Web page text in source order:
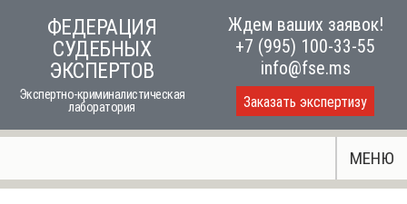
ФЕДЕРАЦИЯ
СУДЕБНЫХ
ЭКСПЕРТОВ
Экспертно-криминалистическая
лаборатория
Ждем ваших заявок!
+7 (995) 100-33-55
info@fse.ms
Заказать экспертизу
МЕНЮ